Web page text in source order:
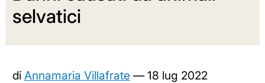
selvatici
di Annamaria Villafrate —18 lug 2022